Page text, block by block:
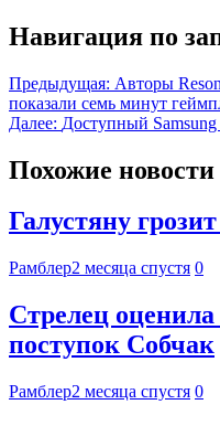
Навигация по
Предыдущая: Авторы
показали семь минут
Далее: Доступный
Похожие новости
Галустяну
Рамблер2 месяца спустя 0
Стрелец
поступок Собчак
Рамблер2 месяца спустя 0